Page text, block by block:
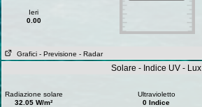
Ieri
0.00
Grafici - Previsione - Radar
Solare - Indice UV - Lux
Radiazione solare
32.05 W/m²
Ultravioletto
0 Indice